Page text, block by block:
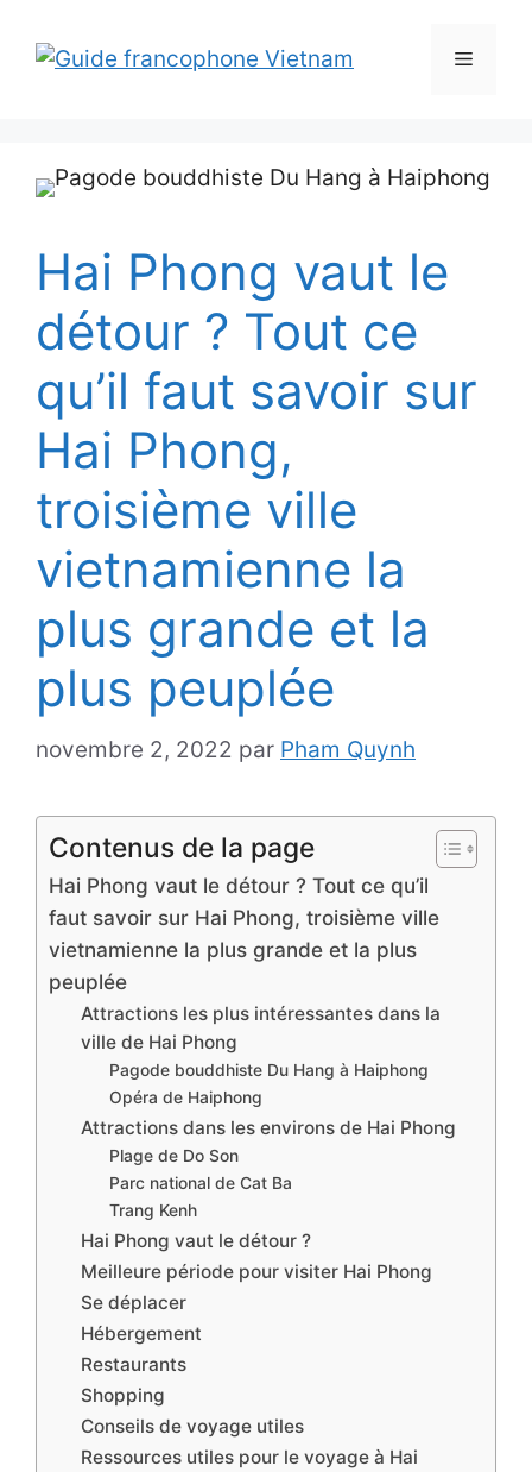
Menu
Hai Phong vaut le
détour ? Tout ce
qu’il faut savoir sur
Hai Phong,
troisième ville
vietnamienne la
plus grande et la
plus peuplée
novembre 2, 2022 par Pham Quynh
Contenus de la page
Hai Phong vaut le détour ? Tout ce qu’il
faut savoir sur Hai Phong, troisième ville
vietnamienne la plus grande et la plus
peuplée
Attractions les plus intéressantes dans la
ville de Hai Phong
Pagode bouddhiste Du Hang à Haiphong
Opéra de Haiphong
Attractions dans les environs de Hai Phong
Plage de Do Son
Parc national de Cat Ba
Trang Kenh
Hai Phong vaut le détour ?
Meilleure période pour visiter Hai Phong
Se déplacer
Hébergement
Restaurants
Shopping
Conseils de voyage utiles
Ressources utiles pour le voyage à Hai